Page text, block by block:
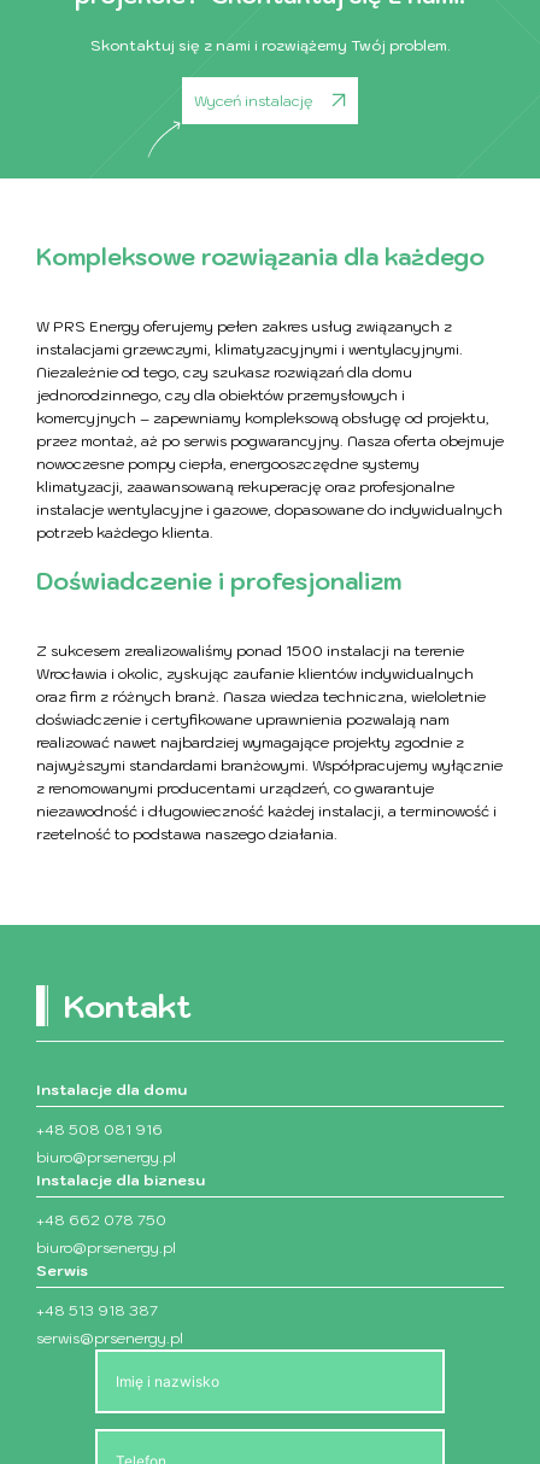
Skontaktuj się z nami i rozwiążemy Twój problem.
Wyceń instalację
Kompleksowe rozwiązania dla każdego
W PRS Energy oferujemy pełen zakres usług związanych z
instalacjami grzewczymi, klimatyzacyjnymi i wentylacyjnymi.
Niezależnie od tego, czy szukasz rozwiązań dla domu
jednorodzinnego, czy dla obiektów przemysłowych i
komercyjnych – zapewniamy kompleksową obsługę od projektu,
przez montaż, aż po serwis pogwarancyjny. Nasza oferta obejmuje
nowoczesne pompy ciepła, energooszczędne systemy
klimatyzacji, zaawansowaną rekuperację oraz profesjonalne
instalacje wentylacyjne i gazowe, dopasowane do indywidualnych
potrzeb każdego klienta.
Doświadczenie i profesjonalizm
Z sukcesem zrealizowaliśmy ponad 1500 instalacji na terenie
Wrocławia i okolic, zyskując zaufanie klientów indywidualnych
oraz firm z różnych branż. Nasza wiedza techniczna, wieloletnie
doświadczenie i certyfikowane uprawnienia pozwalają nam
realizować nawet najbardziej wymagające projekty zgodnie z
najwyższymi standardami branżowymi. Współpracujemy wyłącznie
z renomowanymi producentami urządzeń, co gwarantuje
niezawodność i długowieczność każdej instalacji, a terminowość i
rzetelność to podstawa naszego działania.
Kontakt
Instalacje dla domu
+48 508 081 916
biuro@prsenergy.pl
Instalacje dla biznesu
+48 662 078 750
biuro@prsenergy.pl
Serwis
+48 513 918 387
serwis@prsenergy.pl